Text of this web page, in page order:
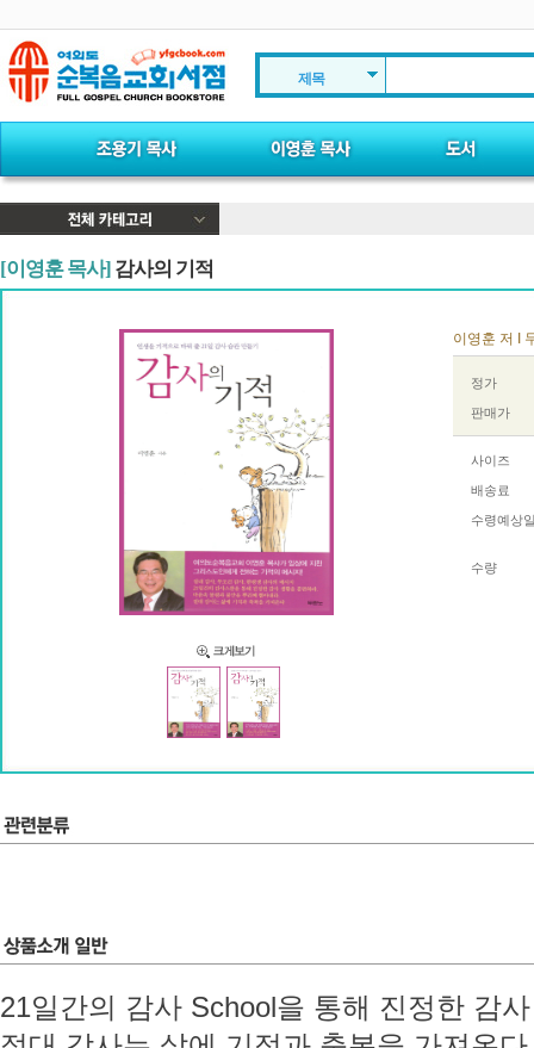
제목
[이영훈 목사] 감사의 기적
이영훈 저 I
정가
판매가
사이즈
배송료
수령예상
수량
21일간의 감사 School을 통해 진정한 감